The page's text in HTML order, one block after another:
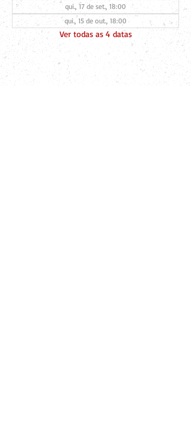
qui., 17 de set., 18:00
qui., 15 de out., 18:00
Ver todas as 4 datas